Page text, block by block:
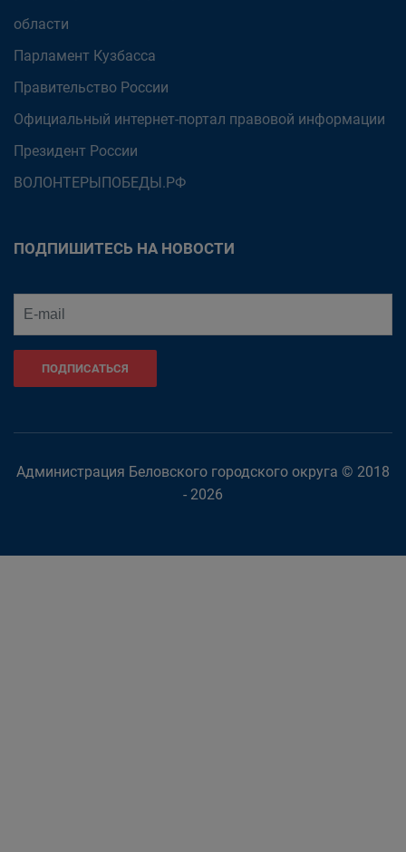
области
Парламент Кузбасса
Правительство России
Официальный интернет-портал правовой информации
Президент России
ВОЛОНТЕРЫПОБЕДЫ.РФ
ПОДПИШИТЕСЬ НА НОВОСТИ
ПОДПИСАТЬСЯ
Администрация Беловского городского округа © 2018
- 2026